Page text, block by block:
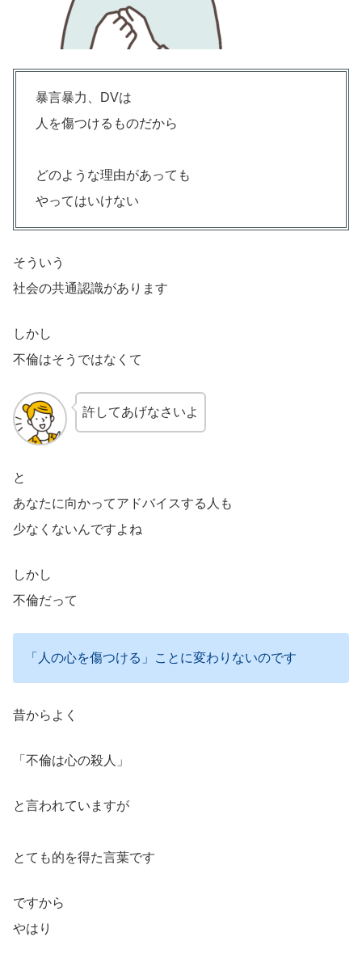
暴言暴力、DVは
人を傷つけるものだから
どのような理由があっても
やってはいけない
そういう
社会の共通認識があります
しかし
不倫はそうではなくて
許してあげなさいよ
と
あなたに向かってアドバイスする人も
少なくないんですよね
しかし
不倫だって
「人の心を傷つける」ことに変わりないのです
昔からよく
「不倫は心の殺人」
と言われていますが
とても的を得た言葉です
ですから
やはり